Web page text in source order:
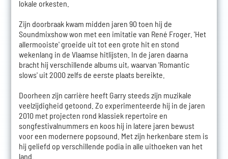
lokale orkesten.
Zijn doorbraak kwam midden jaren 90 toen hij de
Soundmixshow won met een imitatie van René Froger. 'Het
allermooiste' groeide uit tot een grote hit en stond
wekenlang in de Vlaamse hitlijsten. In de jaren daarna
bracht hij verschillende albums uit, waarvan 'Romantic
slows' uit 2000 zelfs de eerste plaats bereikte.
Doorheen zijn carrière heeft Garry steeds zijn muzikale
veelzijdigheid getoond. Zo experimenteerde hij in de jaren
2010 met projecten rond klassiek repertoire en
songfestivalnummers en koos hij in latere jaren bewust
voor een modernere popsound. Met zijn herkenbare stem is
hij geliefd op verschillende podia in alle uithoeken van het
land.